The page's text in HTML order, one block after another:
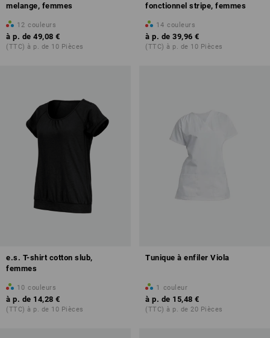
melange, femmes
12 couleurs
à p. de 49,08 €
(TTC) à p. de 10 Pièces
fonctionnel stripe, femmes
14 couleurs
à p. de 39,96 €
(TTC) à p. de 10 Pièces
e.s. T-shirt cotton slub,
femmes
10 couleurs
à p. de 14,28 €
(TTC) à p. de 10 Pièces
Tunique à enfiler Viola
1 couleur
à p. de 15,48 €
(TTC) à p. de 20 Pièces